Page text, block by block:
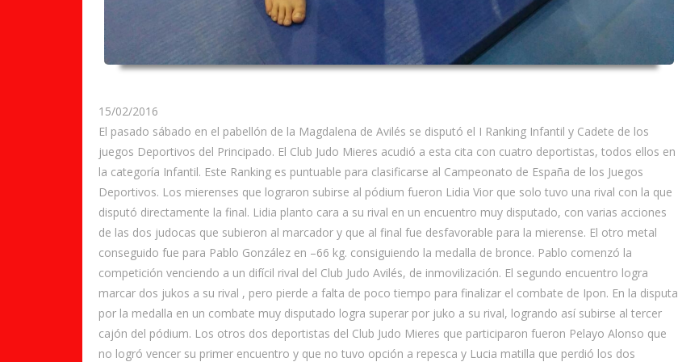
15/02/2016
El pasado sábado en el pabellón de la Magdalena de Avilés se disputó el I Ranking Infantil y Cadete de los
juegos Deportivos del Principado. El Club Judo Mieres acudió a esta cita con cuatro deportistas, todos ellos en
la categoría Infantil. Este Ranking es puntuable para clasificarse al Campeonato de España de los Juegos
Deportivos. Los mierenses que lograron subirse al pódium fueron Lidia Vior que solo tuvo una rival con la que
disputó directamente la final. Lidia planto cara a su rival en un encuentro muy disputado, con varias acciones
de las dos judocas que subieron al marcador y que al final fue desfavorable para la mierense. El otro metal
conseguido fue para Pablo González en –66 kg. consiguiendo la medalla de bronce. Pablo comenzó la
competición venciendo a un difícil rival del Club Judo Avilés, de inmovilización. El segundo encuentro logra
marcar dos jukos a su rival , pero pierde a falta de poco tiempo para finalizar el combate de Ipon. En la disputa
por la medalla en un combate muy disputado logra superar por juko a su rival, logrando así subirse al tercer
cajón del pódium. Los otros dos deportistas del Club Judo Mieres que participaron fueron Pelayo Alonso que
no logró vencer su primer encuentro y que no tuvo opción a repesca y Lucia matilla que perdió los dos